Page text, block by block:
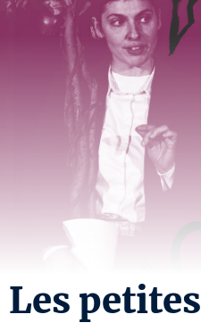
Les petites